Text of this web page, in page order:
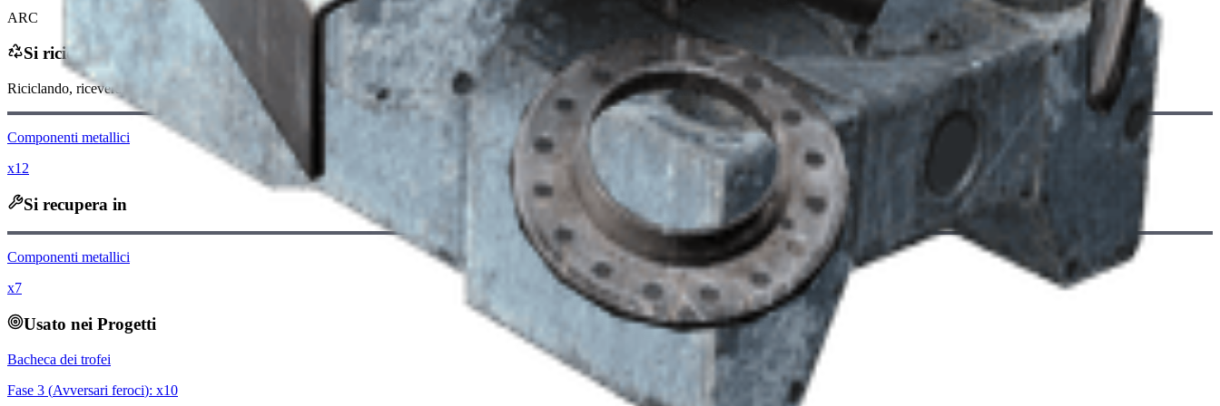
ARC
Si ricicla in
Riciclando, riceverai Monete Raider
Componenti metallici
x12
Si recupera in
Componenti metallici
x7
Usato nei Progetti
Bacheca dei trofei
Fase 3 (Avversari feroci): x10